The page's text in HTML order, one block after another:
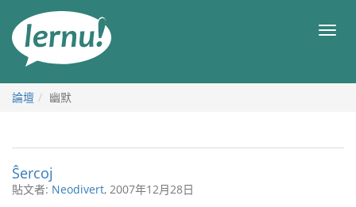
目
論壇 幽默
Ŝercoj
貼文者: Neodivert, 2007年12月28日